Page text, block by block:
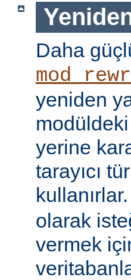
Daha
yeniden
yerine
tarayıcı
kullanırlar.
olarak
vermek